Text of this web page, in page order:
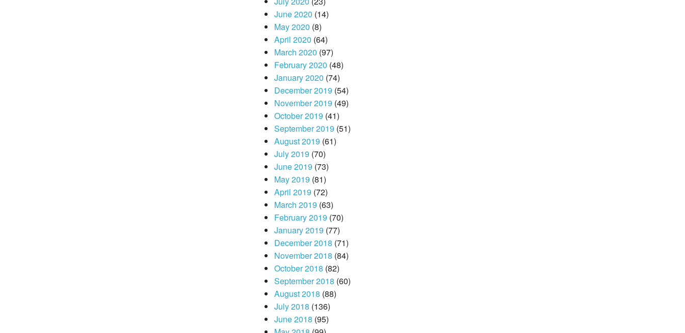
June 2020 (14)
May 2020 (8)
April 2020 (64)
March 2020 (97)
February 2020 (48)
January 2020 (74)
December 2019 (54)
November 2019 (49)
October 2019 (41)
September 2019 (51)
August 2019 (61)
July 2019 (70)
June 2019 (73)
May 2019 (81)
April 2019 (72)
March 2019 (63)
February 2019 (70)
January 2019 (77)
December 2018 (71)
November 2018 (84)
October 2018 (82)
September 2018 (60)
August 2018 (88)
July 2018 (136)
June 2018 (95)